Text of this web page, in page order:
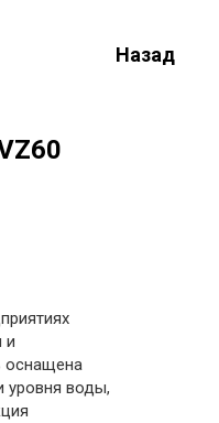
Назад
и
оснащена
уровня воды,